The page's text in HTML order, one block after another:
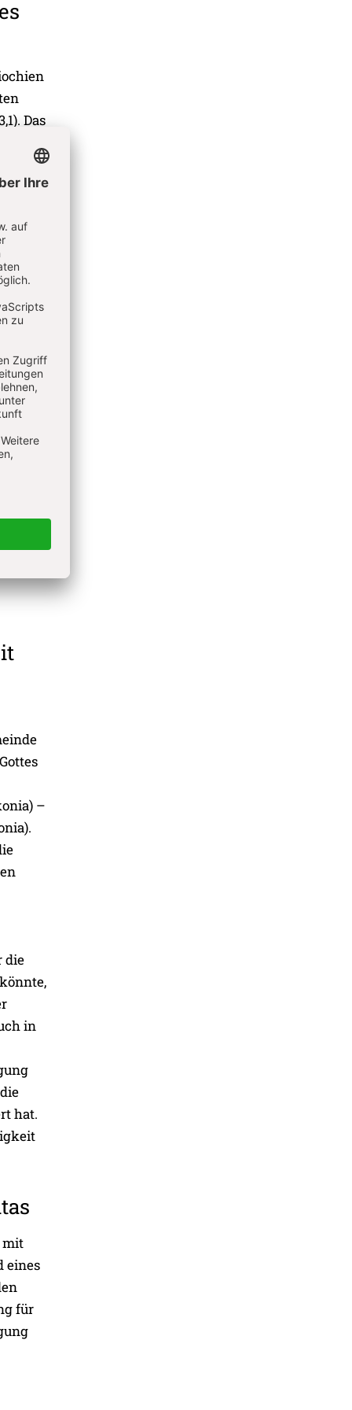
Das
den
ihre
(vgl.
in
–
die
in
hat.
mit
eines
für